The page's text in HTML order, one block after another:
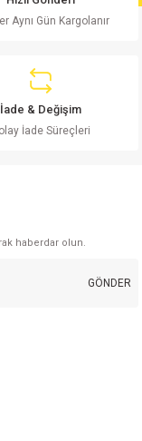
Aynı Gün Kargolanır
İade & Değişim
İade Süreçleri
haberdar olun.
GÖNDER